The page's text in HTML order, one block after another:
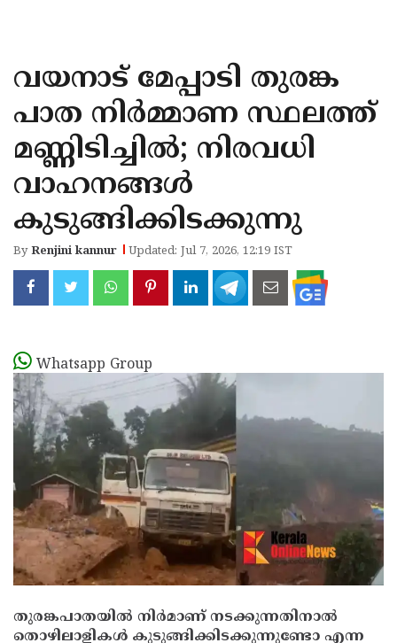
KANNUR
KASARAGOD
വയനാട് മേപ്പാടി തുരങ്ക
പാത നിര്‍മ്മാണ സ്ഥലത്ത്
മണ്ണിടിച്ചില്‍; നിരവധി
വാഹനങ്ങൾ
കുടുങ്ങിക്കിടക്കുന്നു
ByRenjini kannur Updated: Jul 7, 2026, 12:19 IST
Whatsapp Group
തുരങ്കപാതയില്‍ നിര്‍മാണ് നടക്കുന്നതിനാല്‍
തൊഴിലാളികള്‍ കുടുങ്ങിക്കിടക്കുന്നുണ്ടോ എന്ന